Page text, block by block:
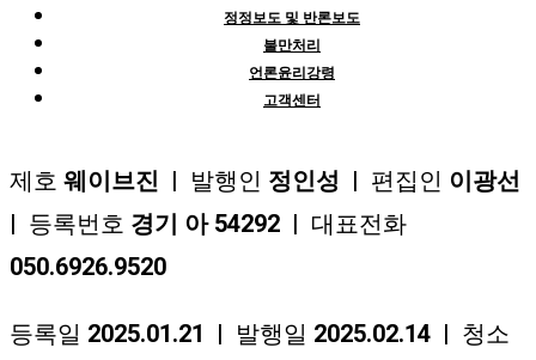
정정보도 및 반론보도
불만처리
언론윤리강령
고객센터
제호 웨이브진 | 발행인 정인성 | 편집인 이광선
| 등록번호 경기 아 54292 | 대표전화
050.6926.9520
등록일 2025.01.21 | 발행일 2025.02.14 | 청소